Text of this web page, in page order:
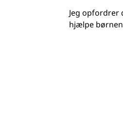
Jeg opfordrer
hjælpe